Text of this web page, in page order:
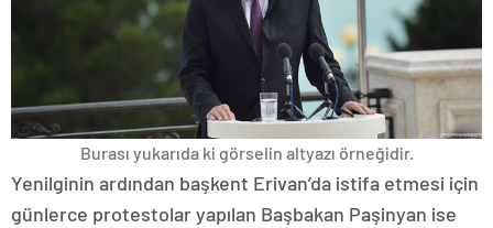
Burası yukarıda ki görselin altyazı örneğidir.
Yenilginin ardından başkent Erivan’da istifa etmesi için
günlerce protestolar yapılan Başbakan Paşinyan ise